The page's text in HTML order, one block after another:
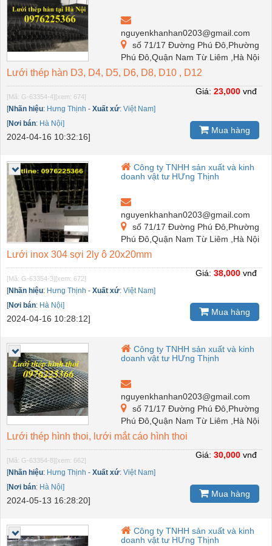
nguyenkhanhan0203@gmail.com
số 71/17 Đường Phú Đô,Phường
Phú Đô,Quận Nam Từ Liêm ,Hà Nội
Lưới thép hàn D3, D4, D5, D6, D8, D10 , D12
[Mã: G-63354-4] [xem: 674]
[Nhãn hiệu: Hưng Thịnh - Xuất xứ: Việt Nam]
[Nơi bán: Hà Nội]
2024-04-16 10:32:16]
Giá: 23,000 vnđ
Mua hàng
Công ty TNHH sản xuất và kinh
doanh vật tư HƯng Thịnh
nguyenkhanhan0203@gmail.com
số 71/17 Đường Phú Đô,Phường
Phú Đô,Quận Nam Từ Liêm ,Hà Nội
Lưới inox 304 sợi 2ly ô 20x20mm
[Mã: G-63354-3] [xem: 672]
[Nhãn hiệu: Hưng Thịnh - Xuất xứ: Việt Nam]
[Nơi bán: Hà Nội]
2024-04-16 10:28:12]
Giá: 38,000 vnđ
Mua hàng
Công ty TNHH sản xuất và kinh
doanh vật tư HƯng Thịnh
nguyenkhanhan0203@gmail.com
số 71/17 Đường Phú Đô,Phường
Phú Đô,Quận Nam Từ Liêm ,Hà Nội
Lưới thép hình thoi, lưới mắt cáo hình thoi
[Mã: G-63354-8] [xem: 662]
[Nhãn hiệu: Hưng Thịnh - Xuất xứ: Việt Nam]
[Nơi bán: Hà Nội]
2024-05-13 16:28:20]
Giá: 30,000 vnđ
Mua hàng
Công ty TNHH sản xuất và kinh
doanh vật tư HƯng Thịnh